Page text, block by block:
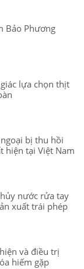
Bảo Phương
lựa chọn thịt
bị thu hồi
hiện tại Việt Nam
nước rửa tay
xuất trái phép
và điều trị
hiếm gặp